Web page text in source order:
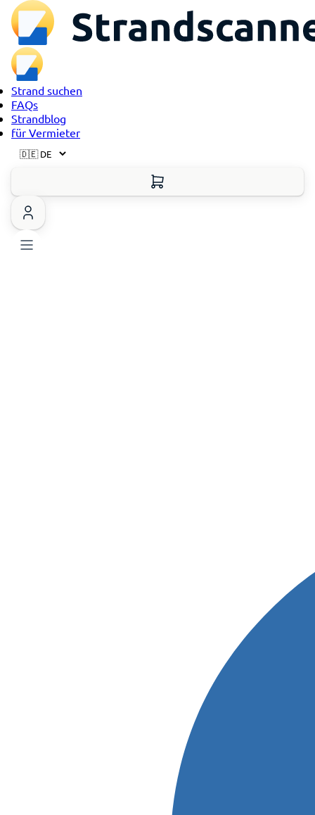
Strand suchen
FAQs
Strandblog
für Vermieter